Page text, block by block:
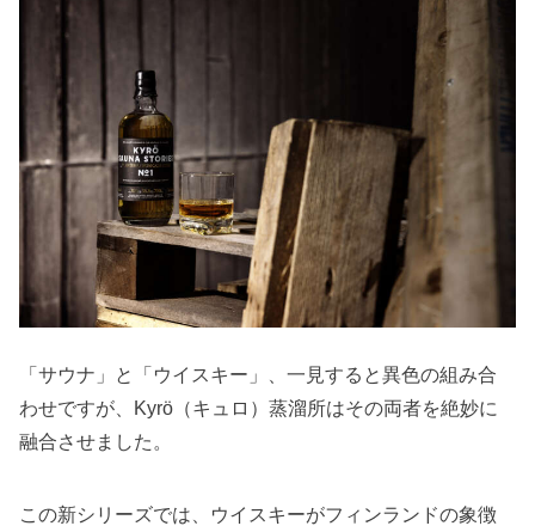
「サウナ」と「ウイスキー」、一見すると異色の組み合
わせですが、Kyrö（キュロ）蒸溜所はその両者を絶妙に
融合させました。
この新シリーズでは、ウイスキーがフィンランドの象徴